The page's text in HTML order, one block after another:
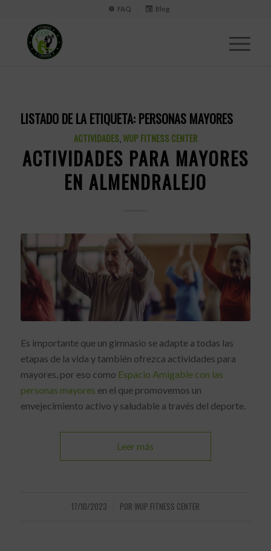
FAQ Blog
LISTADO DE LA ETIQUETA: PERSONAS MAYORES
ACTIVIDADES,WUP FITNESS CENTER
ACTIVIDADES PARA MAYORES
EN ALMENDRALEJO
Es importante que un gimnasio se adapte a todas las
etapas de la vida y también ofrezca actividades para
mayores, por eso como Espacio Amigable con las
personas mayores en el que promovemos un
envejecimiento activo y saludable a través del deporte.
Leer más
17/10/2023
/ POR WUP FITNESS CENTER